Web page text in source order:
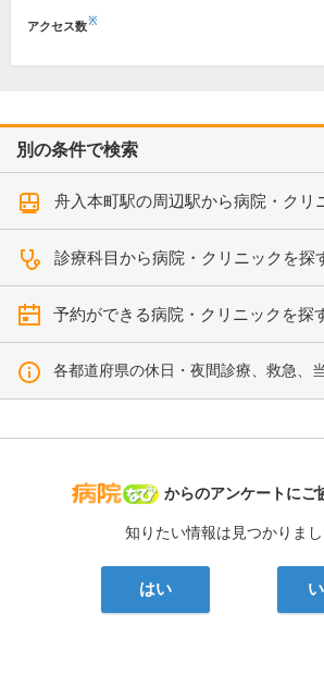
アクセス数※
別の条件で検索
舟入本町駅の周辺駅から病院・クリ
診療科目から病院・クリニックを探
予約ができる病院・クリニックを探
各都道府県の休日・夜間診療、救急、
病院なび
からのアンケートにご
知りたい情報は見つかりま
はい